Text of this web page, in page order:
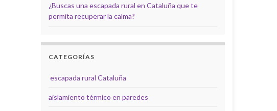
¿Buscas una escapada rural en Cataluña que te
permita recuperar la calma?
CATEGORÍAS
escapada rural Cataluña
aislamiento térmico en paredes